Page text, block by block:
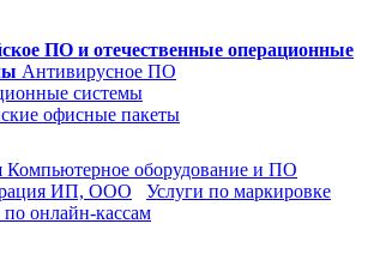
ПО и отечественные операционные
Антивирусное ПО
системы
офисные пакеты
Компьютерное оборудование и ПО
ИП, ООО
Услуги по маркировке
по онлайн-кассам